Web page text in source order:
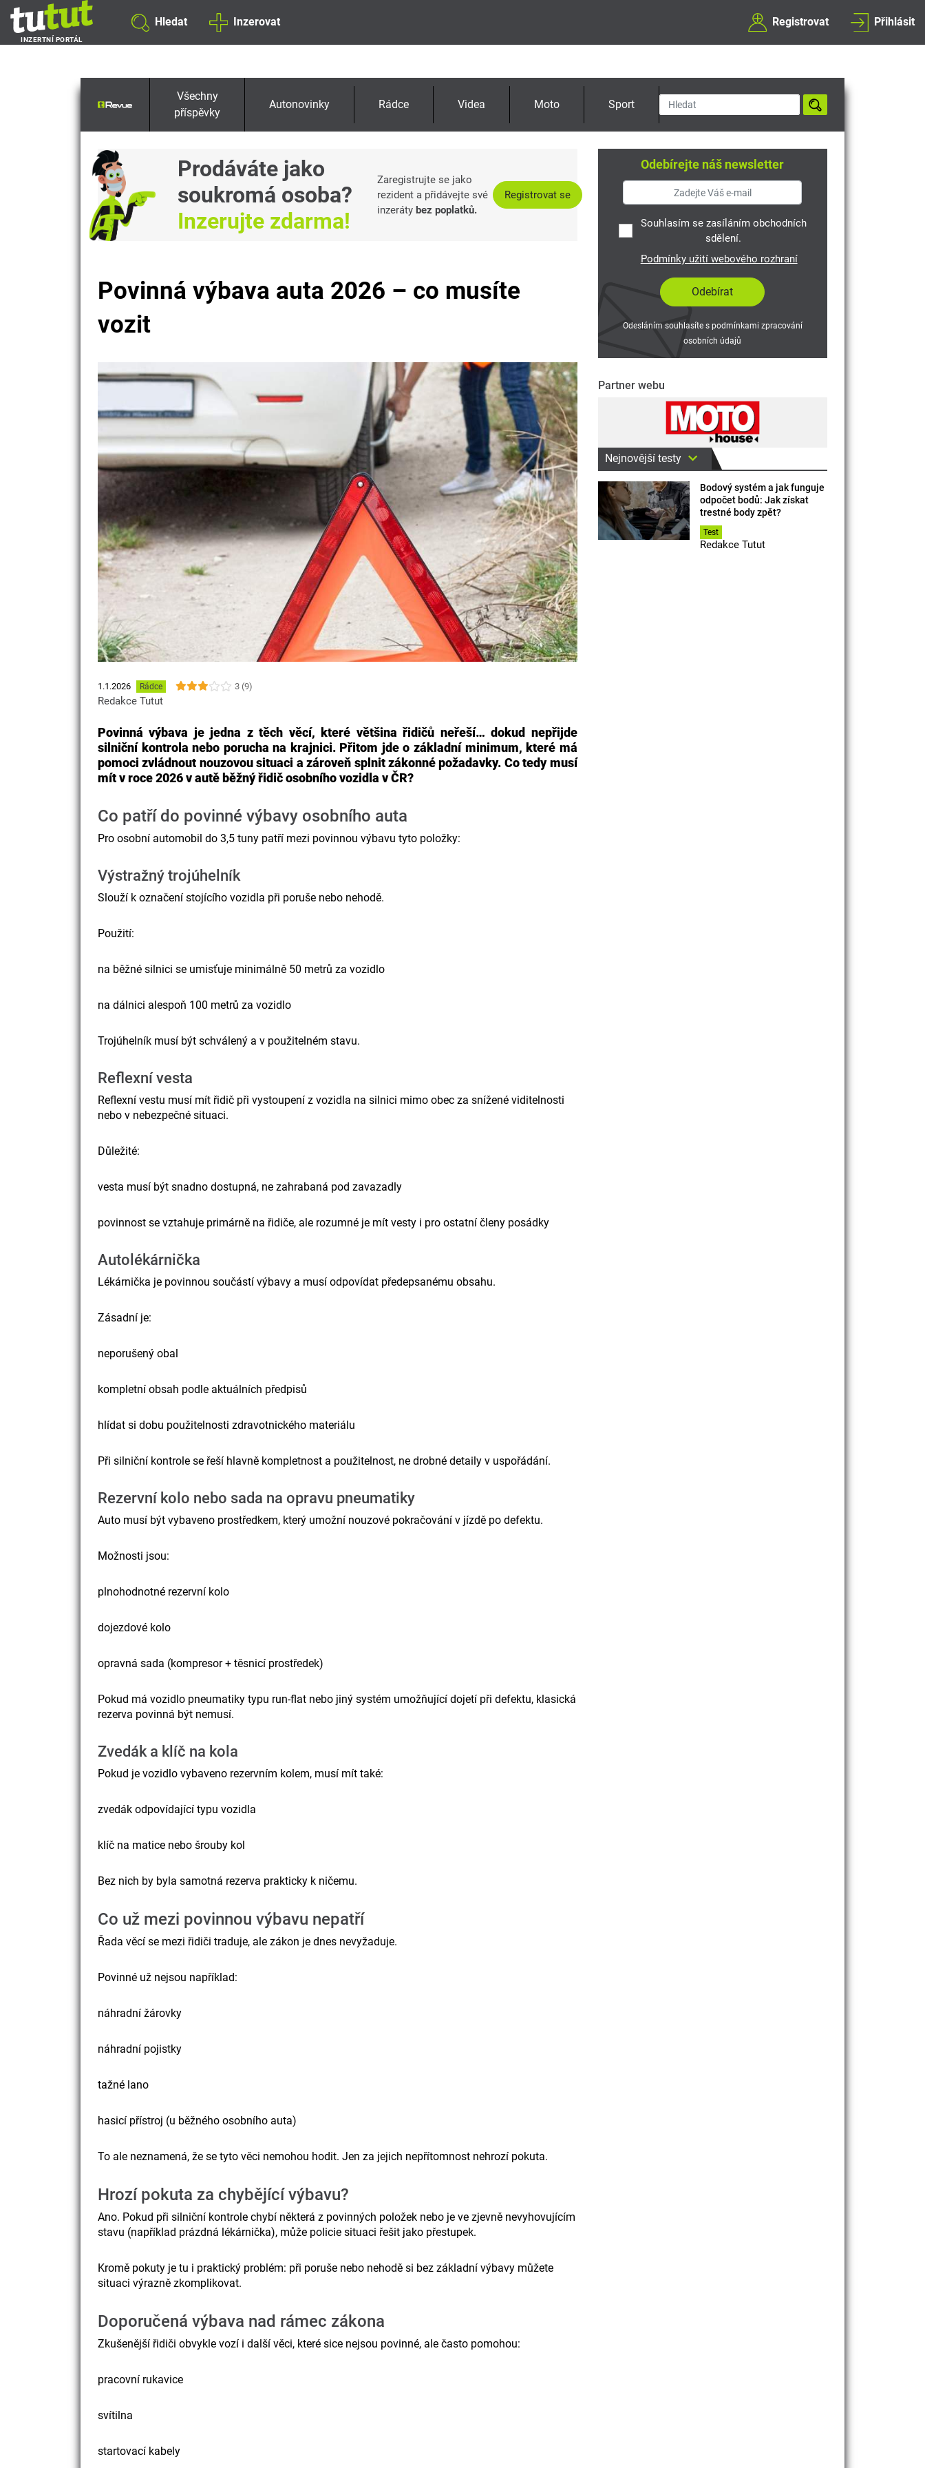
INZERTNÍ PORTÁL
Hledat Inzerovat Registrovat Přihlásit
Všechny
příspěvky
Autonovinky Rádce Videa Moto Sport
Prodáváte jako
soukromá osoba?
Inzerujte zdarma!
Zaregistrujte se jako
rezident a přidávejte své
inzerátybez poplatků.
Registrovat se
Povinná výbava auta 2026 – co musíte
vozit
1.1.2026 Rádce 3 (9)
Redakce Tutut
Povinná výbava je jedna z těch věcí, které většina řidičů neřeší… dokud nepřijde
silniční kontrola nebo porucha na krajnici. Přitom jde o základní minimum, které má
pomoci zvládnout nouzovou situaci a zároveň splnit zákonné požadavky. Co tedy musí
mít v roce 2026 v autě běžný řidič osobního vozidla v ČR?
Co patří do povinné výbavy osobního auta
Pro osobní automobil do 3,5 tuny patří mezi povinnou výbavu tyto položky:
Výstražný trojúhelník
Slouží k označení stojícího vozidla při poruše nebo nehodě.
Použití:
na běžné silnici se umisťuje minimálně 50 metrů za vozidlo
na dálnici alespoň 100 metrů za vozidlo
Trojúhelník musí být schválený a v použitelném stavu.
Reflexní vesta
Reflexní vestu musí mít řidič při vystoupení z vozidla na silnici mimo obec za snížené viditelnosti
nebo v nebezpečné situaci.
Důležité:
vesta musí být snadno dostupná, ne zahrabaná pod zavazadly
povinnost se vztahuje primárně na řidiče, ale rozumné je mít vesty i pro ostatní členy posádky
Autolékárnička
Lékárnička je povinnou součástí výbavy a musí odpovídat předepsanému obsahu.
Zásadní je:
neporušený obal
kompletní obsah podle aktuálních předpisů
hlídat si dobu použitelnosti zdravotnického materiálu
Při silniční kontrole se řeší hlavně kompletnost a použitelnost, ne drobné detaily v uspořádání.
Rezervní kolo nebo sada na opravu pneumatiky
Auto musí být vybaveno prostředkem, který umožní nouzové pokračování v jízdě po defektu.
Možnosti jsou:
plnohodnotné rezervní kolo
dojezdové kolo
opravná sada (kompresor + těsnicí prostředek)
Pokud má vozidlo pneumatiky typu run-flat nebo jiný systém umožňující dojetí při defektu, klasická
rezerva povinná být nemusí.
Zvedák a klíč na kola
Pokud je vozidlo vybaveno rezervním kolem, musí mít také:
zvedák odpovídající typu vozidla
klíč na matice nebo šrouby kol
Bez nich by byla samotná rezerva prakticky k ničemu.
Co už mezi povinnou výbavu nepatří
Řada věcí se mezi řidiči traduje, ale zákon je dnes nevyžaduje.
Povinné už nejsou například:
náhradní žárovky
náhradní pojistky
tažné lano
hasicí přístroj (u běžného osobního auta)
To ale neznamená, že se tyto věci nemohou hodit. Jen za jejich nepřítomnost nehrozí pokuta.
Hrozí pokuta za chybějící výbavu?
Ano. Pokud při silniční kontrole chybí některá z povinných položek nebo je ve zjevně nevyhovujícím
stavu (například prázdná lékárnička), může policie situaci řešit jako přestupek.
Kromě pokuty je tu i praktický problém: při poruše nebo nehodě si bez základní výbavy můžete
situaci výrazně zkomplikovat.
Doporučená výbava nad rámec zákona
Zkušenější řidiči obvykle vozí i další věci, které sice nejsou povinné, ale často pomohou:
pracovní rukavice
svítilna
startovací kabely
Odebírejte náš newsletter
Souhlasím se zasíláním obchodních
sdělení.
Podmínky užití webového rozhraní
Odesláním souhlasíte s podmínkami zpracování
osobních údajů
Partner webu
Nejnovější testy
Bodový systém a jak funguje
odpočet bodů: Jak získat
trestné body zpět?
Test
Redakce Tutut